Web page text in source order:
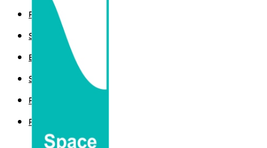
POLITIK
SPORT
EKBIS
SAINTEK
PEMERINTAHAN
PARLEMEN